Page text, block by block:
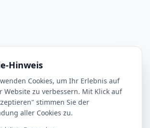
Hinweis
Cookies, um Ihr Erlebnis auf
Website zu verbessern. Mit Klick auf
stimmen Sie der
aller Cookies zu.